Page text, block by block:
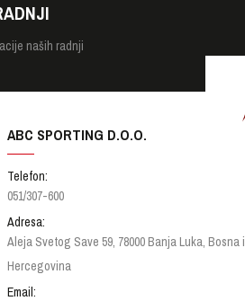
naših radnji
ABC SPORTING D.O.O.
Telefon:
051/307-600
Adresa:
Aleja Svetog Save 59, 78000 Banja Luka, Bosna i
Hercegovina
Email: